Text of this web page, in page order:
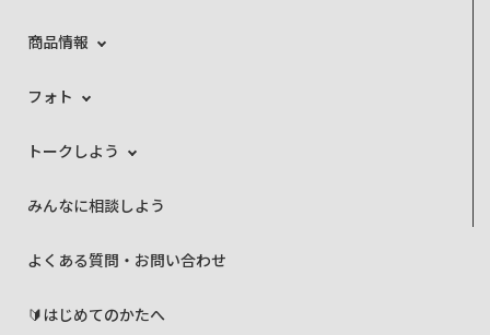
商品情報
フォト
トークしよう
みんなに相談しよう
よくある質問・お問い合わせ
🔰はじめてのかたへ